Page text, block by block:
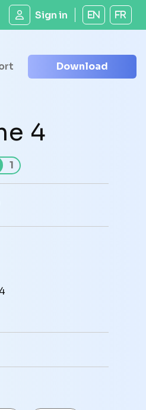
Sign in EN FR
Download
4
1